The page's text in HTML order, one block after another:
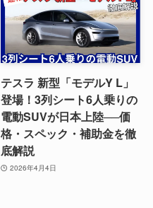
テスラ 新型「モデルY L」
登場！3列シート6人乗りの
電動SUVが日本上陸──価
格・スペック・補助金を徹
底解説
2026年4月4日